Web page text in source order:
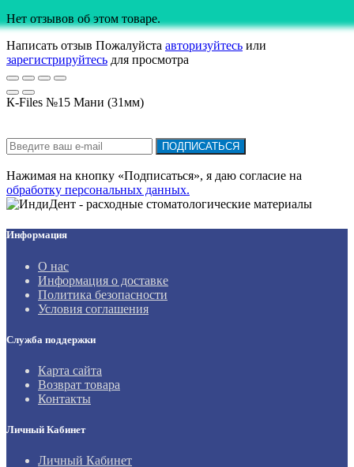
Нет отзывов об этом товаре.
Написать отзыв Пожалуйста авторизуйтесь или
зарегистрируйтесь для просмотра
К-Files №15 Мани (31мм)
ПОДПИСАТЬСЯ
Нажимая на кнопку «Подписаться», я даю cогласие на
обработку персональных данных.
Информация
О нас
Информация о доставке
Политика безопасности
Условия соглашения
Служба поддержки
Карта сайта
Возврат товара
Контакты
Личный Кабинет
Личный Кабинет